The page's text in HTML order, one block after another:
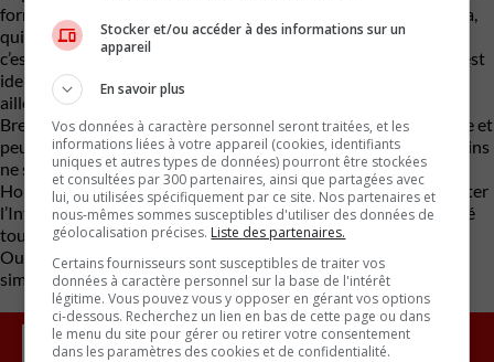
format. L’Integra respecte un peu plus la ligne directrice d’Acura,
qui est aussi d’offrir du confort et un certain prestige, même si
c’est assez superficiel comme formule. Car l’expérience à bord est
identique à celle qu’on trouve chez Honda, chez Mazda ou
ailleurs, à prix moindre.
Bref, on sent qu’Acura s’adresse ici à une clientèle déjà conquise et
peut-être un peu nostalgique, mais qui a vieilli et dont les besoins
ne sont plus les mêmes qu’en 1994.
Honnêtement, on aurait pu attendre un an ou deux et ressusciter
l’Integra sous la forme d’une petite berline ou même d’un coupé
tout électrique, et l’effet aurait été pas mal meilleur…
Ou alors, peut-être qu’on aurait pu l’appeler CSX, tout
simplement…
Stocker et/ou accéder à des informations sur un
appareil
En savoir plus
Vos données à caractère personnel seront traitées, et les
informations liées à votre appareil (cookies, identifiants
uniques et autres types de données) pourront être stockées
et consultées par 300 partenaires, ainsi que partagées avec
lui, ou utilisées spécifiquement par ce site. Nos partenaires et
nous-mêmes sommes susceptibles d'utiliser des données de
géolocalisation précises. Liste des partenaires.
Certains fournisseurs sont susceptibles de traiter vos
données à caractère personnel sur la base de l'intérêt
légitime. Vous pouvez vous y opposer en gérant vos options
ci-dessous. Recherchez un lien en bas de cette page ou dans
le menu du site pour gérer ou retirer votre consentement
dans les paramètres des cookies et de confidentialité.